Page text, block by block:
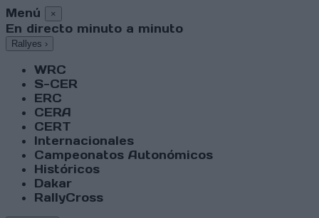
Menú ×
En directo minuto a minuto
Rallyes ›
WRC
S-CER
ERC
CERA
CERT
Internacionales
Campeonatos Autonómicos
Históricos
Dakar
RallyCross